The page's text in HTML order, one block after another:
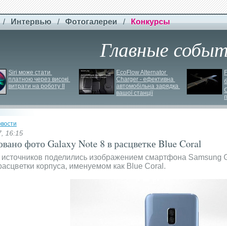
/ Интервью / Фотогалереи / Конкурсы
Главные
Siri може стати
платною через високі
витрати на роботу ІІ
EcoFlow Alternator
Charger - ефективна
автомобільна зарядка
вашої станції
16:15
фото Galaxy Note 8 в расцветке Blue Coral
источников поделились изображением смартфона Samsung
корпуса, именуемом как Blue Coral.